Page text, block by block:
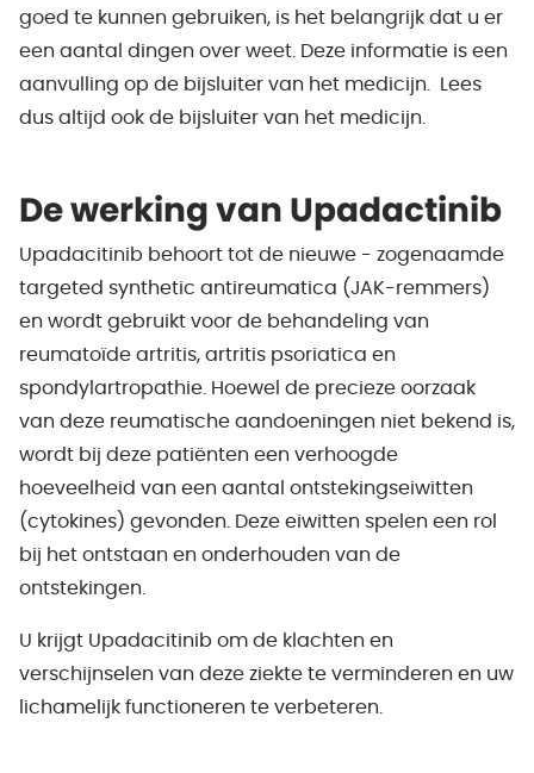
goed te kunnen gebruiken, is het belangrijk dat u er
een aantal dingen over weet. Deze informatie is een
aanvulling op de bijsluiter van het medicijn. Lees
dus altijd ook de bijsluiter van het medicijn.
De werking van Upadactinib
Upadacitinib behoort tot de nieuwe - zogenaamde
targeted synthetic antireumatica (JAK-remmers)
en wordt gebruikt voor de behandeling van
reumatoïde artritis, artritis psoriatica en
spondylartropathie. Hoewel de precieze oorzaak
van deze reumatische aandoeningen niet bekend is,
wordt bij deze patiënten een verhoogde
hoeveelheid van een aantal ontstekingseiwitten
(cytokines) gevonden. Deze eiwitten spelen een rol
bij het ontstaan en onderhouden van de
ontstekingen.
U krijgt Upadacitinib om de klachten en
verschijnselen van deze ziekte te verminderen en uw
lichamelijk functioneren te verbeteren.